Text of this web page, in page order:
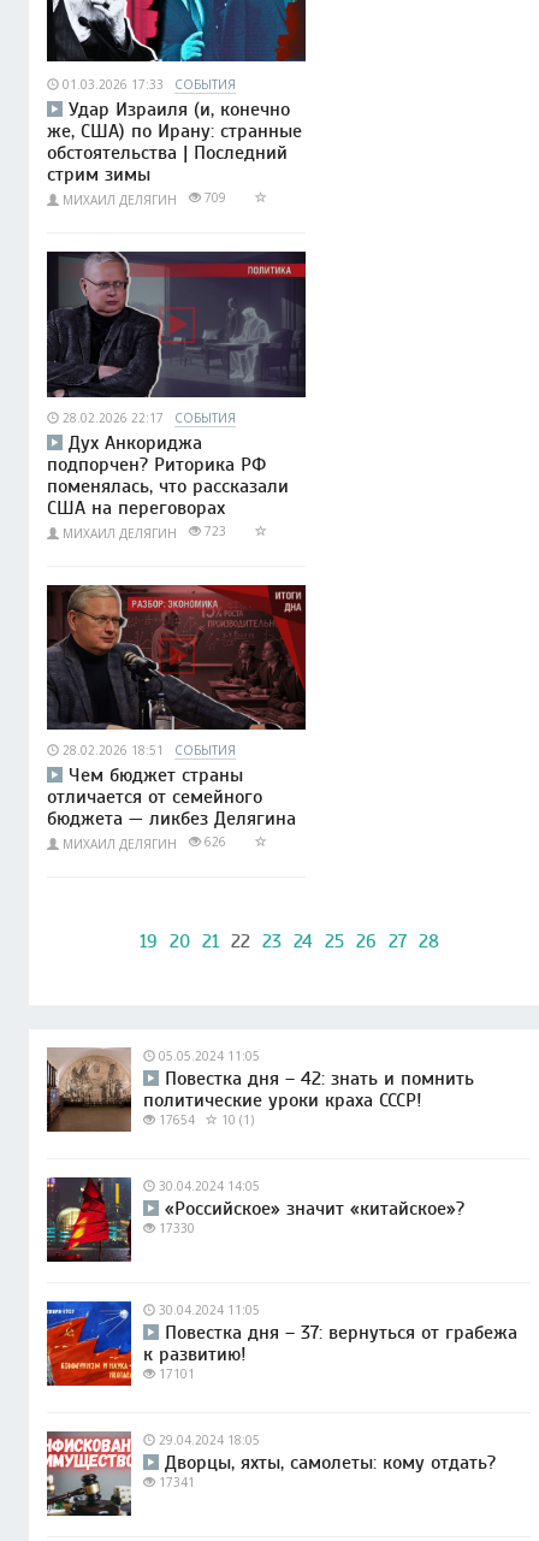
01.03.2026 17:33 СОБЫТИЯ
Удар Израиля (и, конечно
же, США) по Ирану: странные
обстоятельства | Последний
стрим зимы
МИХАИЛ ДЕЛЯГИН 709
28.02.2026 22:17 СОБЫТИЯ
Дух Анкориджа
подпорчен? Риторика РФ
поменялась, что рассказали
США на переговорах
МИХАИЛ ДЕЛЯГИН 723
28.02.2026 18:51 СОБЫТИЯ
Чем бюджет страны
отличается от семейного
бюджета — ликбез Делягина
МИХАИЛ ДЕЛЯГИН 626
19 20 21 22 23 24 25 26 27 28
05.05.2024 11:05
Повестка дня – 42: знать и помнить
политические уроки краха СССР!
17654 10 (1)
30.04.2024 14:05
«Российское» значит «китайское»?
17330
30.04.2024 11:05
Повестка дня – 37: вернуться от грабежа
к развитию!
17101
29.04.2024 18:05
Дворцы, яхты, самолеты: кому отдать?
17341